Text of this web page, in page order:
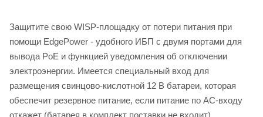
Защитите свою WISP-площадку от потери питания при
помощи EdgePower - удобного ИБП с двумя портами для
вывода PoE и функцией уведомления об отключении
электроэнергии. Имеется специальный вход для
размещения свинцово-кислотной 12 В батареи, которая
обеспечит резервное питание, если питание по AC-входу
откажет (батарея в комплект поставки не входит).